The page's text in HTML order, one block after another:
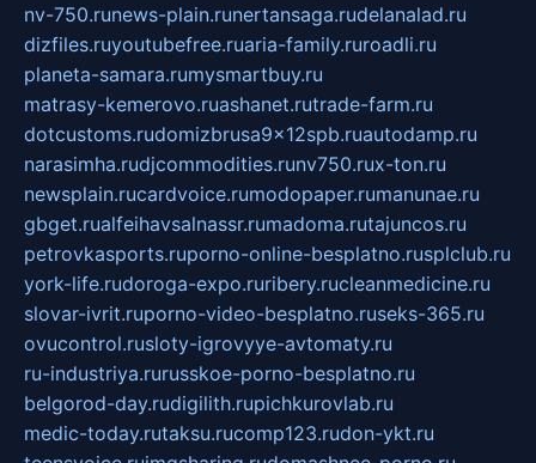
nv-750.runews-plain.runertansaga.rudelanalad.ru
dizfiles.ruyoutubefree.ruaria-family.ruroadli.ru
planeta-samara.rumysmartbuy.ru
matrasy-kemerovo.ruashanet.rutrade-farm.ru
dotcustoms.rudomizbrusa9x12spb.ruautodamp.ru
narasimha.rudjcommodities.runv750.rux-ton.ru
newsplain.rucardvoice.rumodopaper.rumanunae.ru
gbget.rualfeihavsalnassr.rumadoma.rutajuncos.ru
petrovkasports.ruporno-online-besplatno.rusplclub.ru
york-life.rudoroga-expo.ruribery.rucleanmedicine.ru
slovar-ivrit.ruporno-video-besplatno.ruseks-365.ru
ovucontrol.rusloty-igrovyye-avtomaty.ru
ru-industriya.rurusskoe-porno-besplatno.ru
belgorod-day.rudigilith.rupichkurovlab.ru
medic-today.rutaksu.rucomp123.rudon-ykt.ru